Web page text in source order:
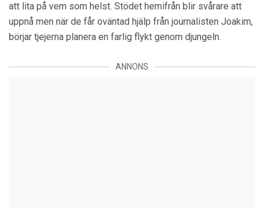
att lita på vem som helst. Stödet hemifrån blir svårare att
uppnå men när de får oväntad hjälp från journalisten Joakim,
börjar tjejerna planera en farlig flykt genom djungeln.
ANNONS